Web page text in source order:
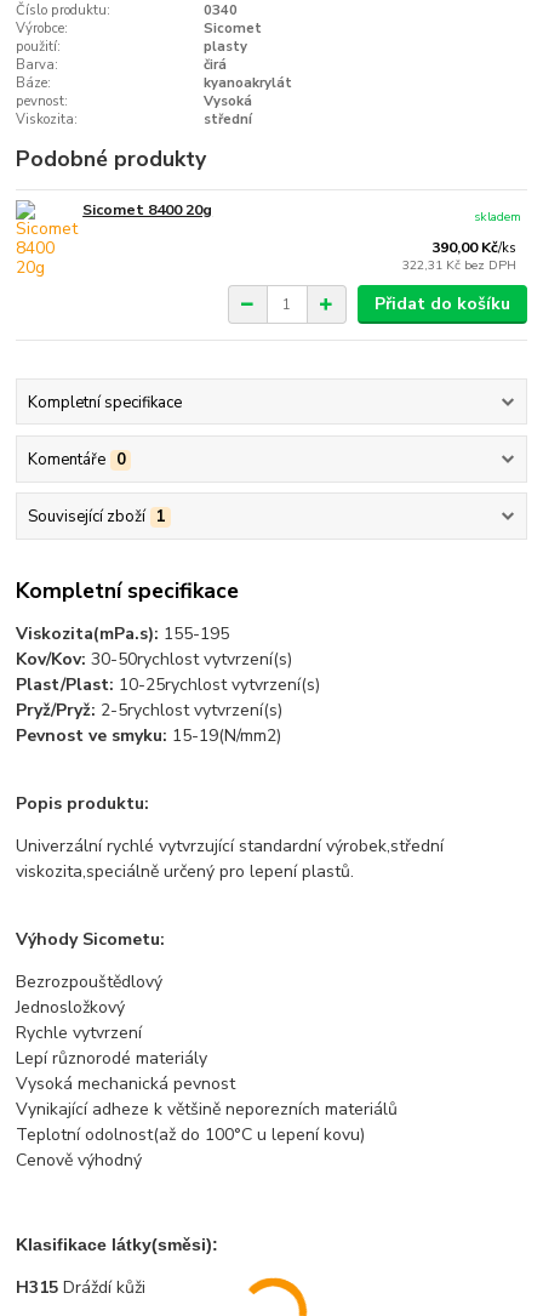
Číslo produktu:
0340
Výrobce:
Sicomet
použití:
plasty
Barva:
čirá
Báze:
kyanoakrylát
pevnost:
Vysoká
Viskozita:
střední
Podobné produkty
Sicomet 8400 20g
390,00 Kč/ks
322,31 Kč bez DPH
skladem
Přidat do košíku
Kompletní specifikace
Komentáře 0
Související zboží 1
Kompletní specifikace
Viskozita(mPa.s): 155-195
Kov/Kov:30-50rychlost vytvrzení(s)
Plast/Plast: 10-25rychlost vytvrzení(s)
Pryž/Pryž: 2-5rychlost vytvrzení(s)
Pevnost ve smyku: 15-19(N/mm2)
Popis produktu:
Univerzální rychlé vytvrzující standardní výrobek,střední
viskozita,speciálně určený pro lepení plastů.
Výhody Sicometu:
Bezrozpouštědlový
Jednosložkový
Rychle vytvrzení
Lepí různorodé materiály
Vysoká mechanická pevnost
Vynikající adheze k většině neporezních materiálů
Teplotní odolnost(až do 100°C u lepení kovu)
Cenově výhodný
Klasifikace látky(směsi):
H315Dráždí kůži